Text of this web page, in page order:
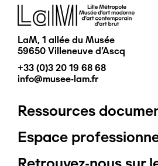
Image
LaM, 1 allée du Musée
59650 Villeneuve d'Ascq
+33 (0)3 20 19 68 68
info@musee-lam.fr
Pied
de
Ressources
Espace